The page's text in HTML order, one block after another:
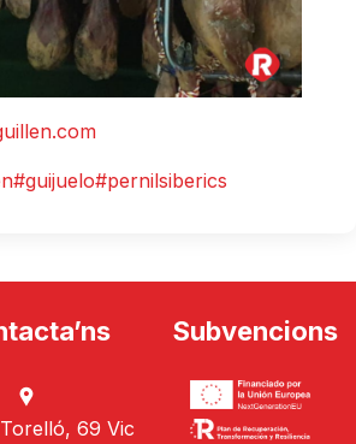
#guijuelo#pernilsiberics
69 Vic
Subvencions